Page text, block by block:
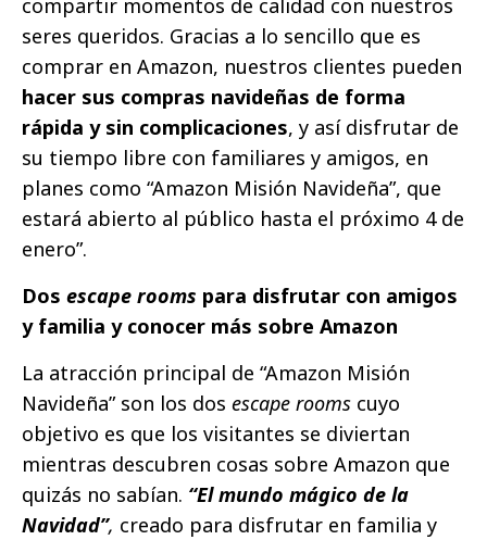
compartir momentos de calidad con nuestros
seres queridos. Gracias a lo sencillo que es
comprar en Amazon, nuestros clientes pueden
hacer sus compras navideñas de forma
rápida y sin complicaciones, y así disfrutar de
su tiempo libre con familiares y amigos, en
planes como “Amazon Misión Navideña”, que
estará abierto al público hasta el próximo 4 de
enero”.
Dos escape rooms para disfrutar con amigos
y familia y conocer más sobre Amazon
La atracción principal de “Amazon Misión
Navideña” son los dos escape rooms cuyo
objetivo es que los visitantes se diviertan
mientras descubren cosas sobre Amazon que
quizás no sabían. “El mundo mágico de la
Navidad”, creado para disfrutar en familia y